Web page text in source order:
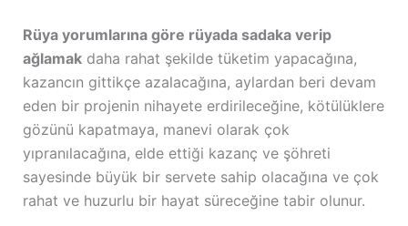
Rüya yorumlarına göre rüyada sadaka verip
ağlamakdaha rahat şekilde tüketim yapacağına,
kazancın gittikçe azalacağına, aylardan beri devam
eden bir projenin nihayete erdirileceğine, kötülüklere
gözünü kapatmaya, manevi olarak çok
yıpranılacağına, elde ettiği kazanç ve şöhreti
sayesinde büyük bir servete sahip olacağına ve çok
rahat ve huzurlu bir hayat süreceğine tabir olunur.